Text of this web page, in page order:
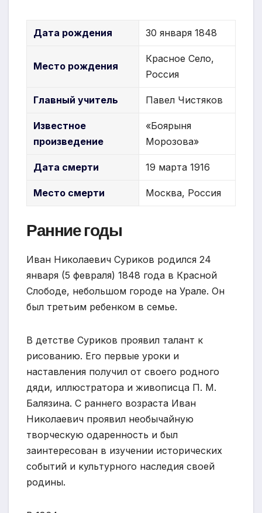
Дата рождения 30 января 1848
Место рождения
Красное Село,
Россия
Главный учитель Павел Чистяков
Известное
произведение
«Боярыня
Морозова»
Дата смерти 19 марта 1916
Место смерти Москва, Россия
Ранние годы
Иван Николаевич Суриков родился 24
января (5 февраля) 1848 года в Красной
Слободе, небольшом городе на Урале. Он
был третьим ребенком в семье.
В детстве Суриков проявил талант к
рисованию. Его первые уроки и
наставления получил от своего родного
дяди, иллюстратора и живописца П. М.
Балязина. С раннего возраста Иван
Николаевич проявил необычайную
творческую одаренность и был
заинтересован в изучении исторических
событий и культурного наследия своей
родины.